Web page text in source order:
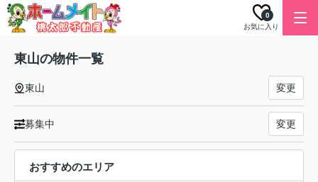
お気に入り
0
東山の物件一覧
東山 変更
募集中 変更
おすすめのエリア